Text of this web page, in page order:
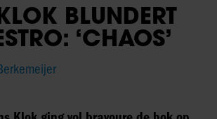
BLUNDERT
‘CHAOS’